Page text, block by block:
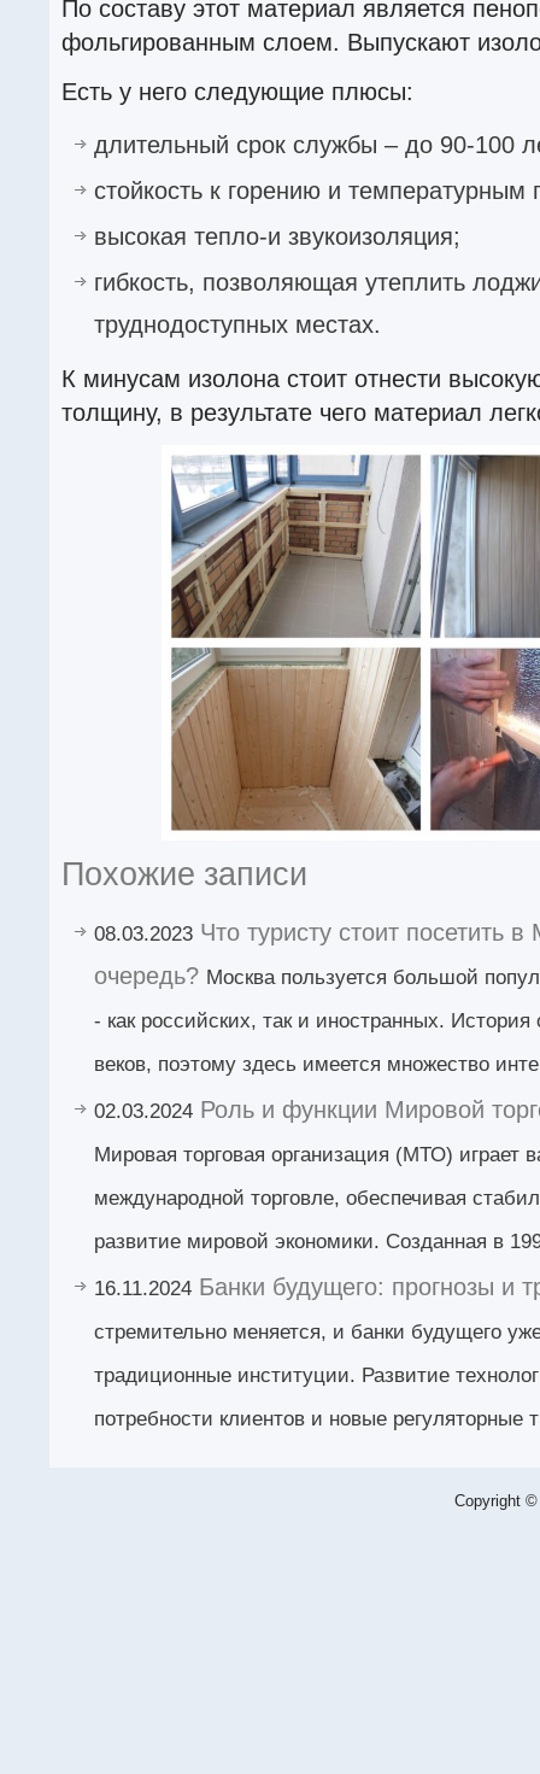
По составу этот материал является
фольгированным слоем. Выпускают
Есть у него следующие плюсы:
длительный срок службы – до 90-100
стойкость к горению и температурным
высокая тепло-и звукоизоляция;
гибкость, позволяющая утеплить
труднодоступных местах.
К минусам изолона стоит отнести
толщину, в результате чего материал
Похожие записи
08.03.2023 Что туристу стоит посетить
очередь? Москва пользуется большой
- как российских, так и иностранных.
веков, поэтому здесь имеется множество
02.03.2024 Роль и функции Мировой
Мировая торговая организация (МТО) играет
международной торговле, обеспечивая
развитие мировой экономики. Созданная в
16.11.2024 Банки будущего: прогнозы и
стремительно меняется, и банки будущего
традиционные институции. Развитие
потребности клиентов и новые регуляторные
Copyright ©